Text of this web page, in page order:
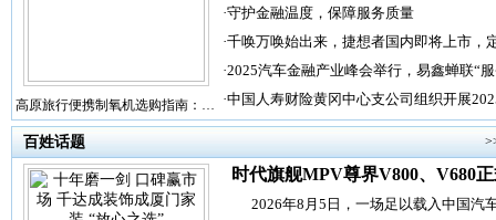
高原旅行便携制氧机选购指南：…
·守护金融温度，保障服务质量
·千唤万唤始出来，捷想者国内即将上市，
·2025汽车金融产业峰会举行，易鑫蝉联“
·中国人寿财险黄冈中心支公司组织开展
百姓话题
时代旗舰MPV尊界V800、V680
2026年8月5日，一场足以载入中国汽